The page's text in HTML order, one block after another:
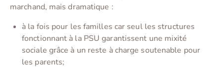
marchand, mais dramatique :
à la fois pour les familles car seul les structures
fonctionnant à la PSU garantissent une mixité
sociale grâce à un reste à charge soutenable pour
les parents;